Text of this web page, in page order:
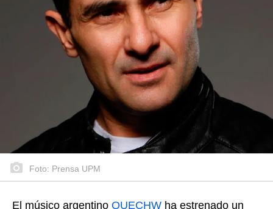
Foto: Prensa UPM
El músico argentino QUECHW ha estrenado un